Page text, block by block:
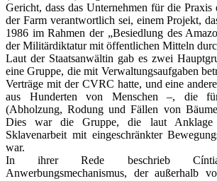
Gericht, dass das Unternehmen für die Praxis
der Farm verantwortlich sei, einem Projekt,
1986 im Rahmen der „Besiedlung des
der Militärdiktatur mit öffentlichen Mitteln
Laut der Staatsanwältin gab es zwei
eine Gruppe, die mit Verwaltungsaufgaben
Verträge mit der CVRC hatte, und eine
aus Hunderten von Menschen –, die
(Abholzung, Rodung und Fällen von
Dies war die Gruppe, die laut Anklage
Sklavenarbeit mit eingeschränkter
war.
In ihrer Rede beschrieb
Anwerbungsmechanismus, der außerhalb